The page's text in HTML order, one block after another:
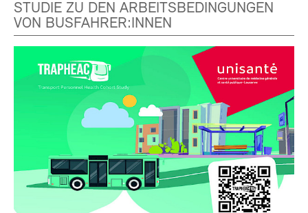
STUDIE ZU DEN ARBEITSBEDINGUNGEN
VON BUSFAHRER:INNEN